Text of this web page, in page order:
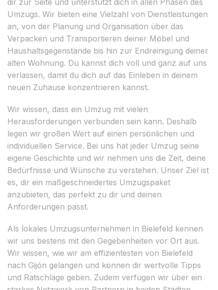
Umzugs. Wir bieten eine Vielzahl von Dienstleistungen
an, von der Planung und Organisation über das
Verpacken und Transportieren deiner Möbel und
Haushaltsgegenstände bis hin zur Endreinigung deiner
alten Wohnung. Du kannst dich voll und ganz auf uns
verlassen, damit du dich auf das Einleben in deinem
neuen Zuhause konzentrieren kannst.
Wir wissen, dass ein Umzug mit vielen
Herausforderungen verbunden sein kann. Deshalb
legen wir großen Wert auf einen persönlichen und
individuellen Service. Bei uns hat jeder Umzug seine
eigene Geschichte und wir nehmen uns die Zeit, deine
Bedürfnisse und Wünsche zu verstehen. Unser Ziel ist
es, dir ein maßgeschneidertes Umzugspaket
anzubieten, das perfekt zu dir und deinen
Anforderungen passt.
Als lokales Umzugsunternehmen in Bielefeld kennen
wir uns bestens mit den Gegebenheiten vor Ort aus.
Wir wissen, wie wir am effizientesten von Bielefeld
nach Gijón gelangen und können dir wertvolle Tipps
und Ratschläge geben. Zudem verfügen wir über ein